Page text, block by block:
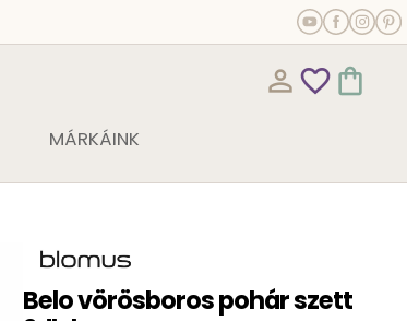
person_outline favorite_outline shopping_bag
MÁRKÁINK
Belo vörösboros pohár szett